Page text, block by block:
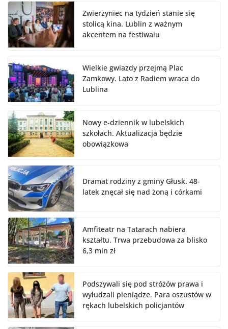
Zwierzyniec na tydzień stanie się
stolicą kina. Lublin z ważnym
akcentem na festiwalu
Wielkie gwiazdy przejmą Plac
Zamkowy. Lato z Radiem wraca do
Lublina
Nowy e-dziennik w lubelskich
szkołach. Aktualizacja będzie
obowiązkowa
Dramat rodziny z gminy Głusk. 48-
latek znęcał się nad żoną i córkami
Amfiteatr na Tatarach nabiera
kształtu. Trwa przebudowa za blisko
6,3 mln zł
Podszywali się pod stróżów prawa i
wyłudzali pieniądze. Para oszustów w
rękach lubelskich policjantów